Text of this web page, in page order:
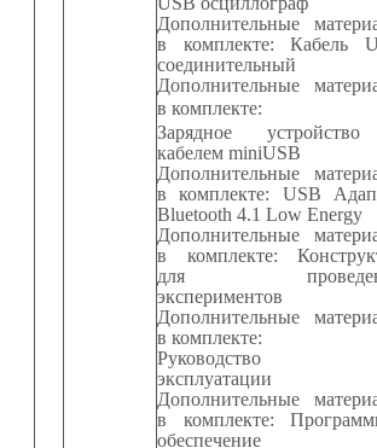
Дополнительные
в комплекте: Кабель
соединительный
Дополнительные
в комплекте:
Зарядное
кабелем miniUSB
Дополнительные
в комплекте: USB
Bluetooth 4.1 Low Energy
Дополнительные
в комплекте:
для
экспериментов
Дополнительные
в комплекте:
Руководство
эксплуатации
Дополнительные
в комплекте:
обеспечение